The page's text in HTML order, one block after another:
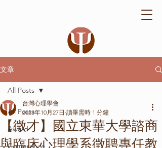
文章
All Posts
Award
Conference
All Posts
【徵才】國立東華大學諮商
與臨床心理學系徵聘專任教
台灣心理學會
2023年10月27日 讀畢需時 1 分鐘